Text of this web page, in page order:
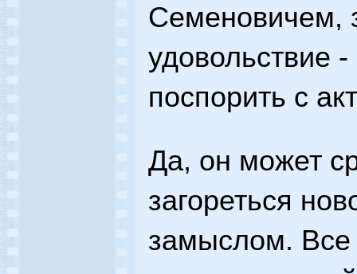
Семеновичем,
удовольствие
поспорить с
Да, он может
загореться
замыслом. Все